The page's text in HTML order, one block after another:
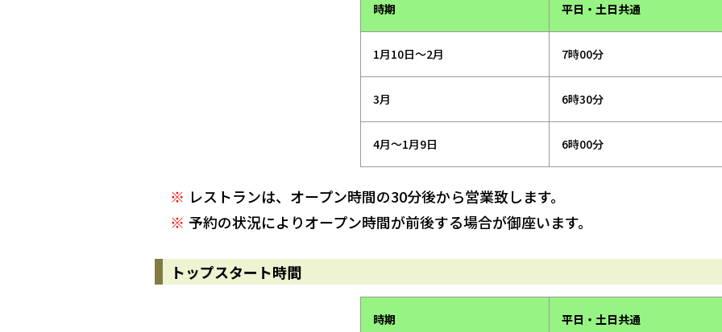
時期 平日・土日共通
1月10日～2月 7時00分
3月 6時30分
4月～1月9日 6時00分
レストランは、オープン時間の30分後から営業致します。
予約の状況によりオープン時間が前後する場合が御座います。
トップスタート時間
時期 平日・土日共通